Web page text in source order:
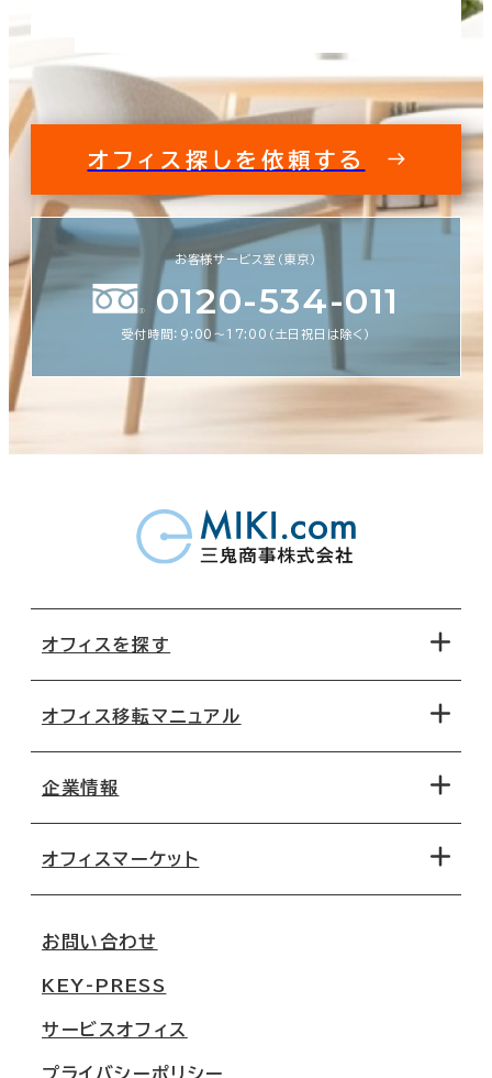
オフィス探しを依頼する
お客様サービス室（東京）
0120-534-011
受付時間：9:00〜17:00（土日祝日は除く）
オフィスを探す
地図から探す
路線・駅から探す
オフィス移転マニュアル
移転コストシミュレーション
移転スケジュール
オフィス移転Q&A
企業情報
オフィスマーケット
大阪
名古屋
お問い合わせ
KEY-PRESS
サービスオフィス
プライバシーポリシー